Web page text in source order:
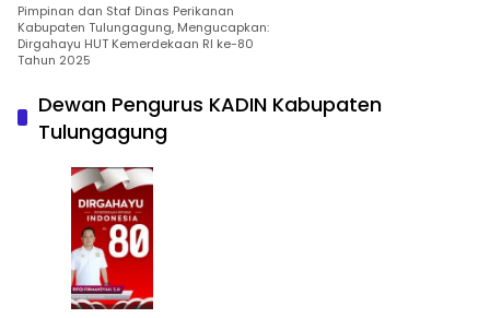
Pimpinan dan Staf Dinas Perikanan
Kabupaten Tulungagung, Mengucapkan:
Dirgahayu HUT Kemerdekaan RI ke-80
Tahun 2025
Dewan Pengurus KADIN Kabupaten
Tulungagung